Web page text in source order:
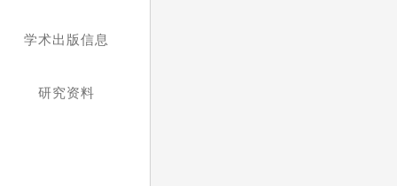
学术出版信息
研究资料